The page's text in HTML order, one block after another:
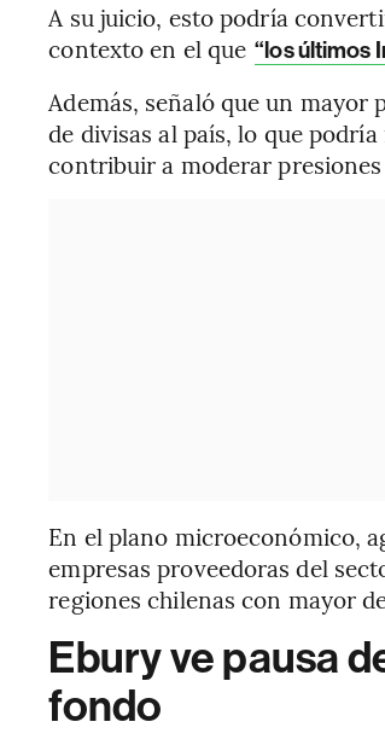
A su juicio, esto podría
contexto en el que “los últimos
Además, señaló que un
de divisas al país, lo que
contribuir a moderar
En el plano microeconómico,
empresas proveedoras del
regiones chilenas con mayor
Ebury ve pausa
fondo